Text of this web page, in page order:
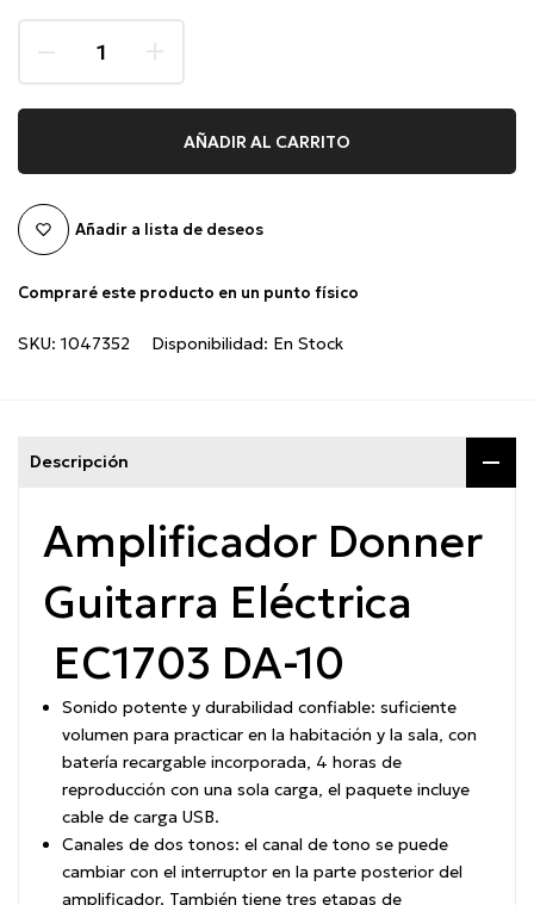
AÑADIR AL CARRITO
Añadir a lista de deseos
Compraré este producto en un punto físico
SKU: 1047352 Disponibilidad: En Stock
Descripción
Amplificador Donner
Guitarra Eléctrica
EC1703 DA-10
Sonido potente y durabilidad confiable: suficiente
volumen para practicar en la habitación y la sala, con
batería recargable incorporada, 4 horas de
reproducción con una sola carga, el paquete incluye
cable de carga USB.
Canales de dos tonos: el canal de tono se puede
cambiar con el interruptor en la parte posterior del
amplificador. También tiene tres etapas de